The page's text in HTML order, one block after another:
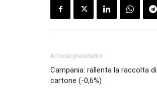
Articolo precedente
Campania: rallenta la raccolta
cartone (-0,6%)